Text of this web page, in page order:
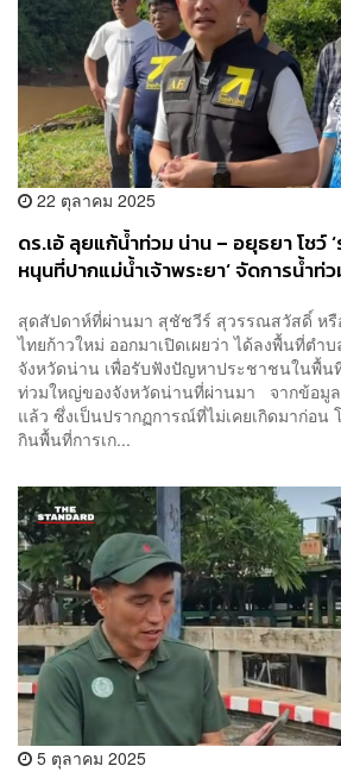
22 ตุลาคม 2025
ดร.เอ้ ลุยแก้น้ำท่วม น่าน – อยุธยา โชว์
หนุนที่ปากแม่น้ำเจ้าพระยา‘ จัดการน้ำ
สุดสัปดาห์ที่ผ่านมา สุชัชวีร์ สุวรรณสวัสดิ์ หรื
ไทยก้าวใหม่ ออกมาเปิดเผยว่า ได้ลงพื้นที่ตำบ
จังหวัดน่าน เพื่อรับฟังปัญหาประชาชนในพื้น
ท่วมใหญ่ของจังหวัดน่านที่ผ่านมา จากข้อมู
แล้ว ซึ่งเป็นปรากฏการณ์ที่ไม่เคยเกิดมาก่อน
กินพื้นที่การเก...
5 ตุลาคม 2025